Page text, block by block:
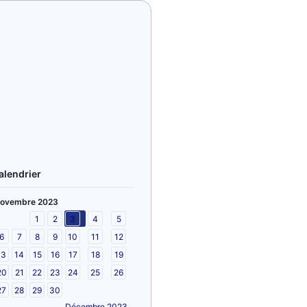
2023
1
2 3 4
5
7 8 9 10 11
12
14 15 16 17 18
19
21 22 23 24 25
26
28 29
30